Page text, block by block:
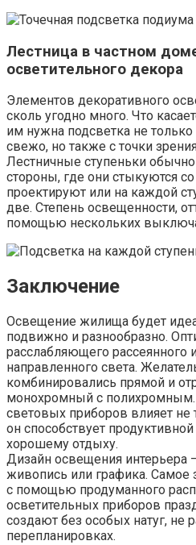
Лестница в частном
осветительного декора
Элементов декоративного
сколь угодно много. Что
им нужна подсветка не только
свежо, но также с точки
Лестничные ступеньки
стороны, где они стыкуются
проектируют или на каждой
две. Степень освещенности,
помощью нескольких
Заключение
Освещение жилища будет
подвижно и разнообразно.
расслабляющего рассеянного
направленного света.
комбинировались прямой и
монохромный с
световых приборов влияет не
он способствует
хорошему отдыху.
Дизайн освещения интерьера
живопись или графика. Самое
с помощью продуманного
осветительных приборов
создают без особых натуг, не
перепланировках.